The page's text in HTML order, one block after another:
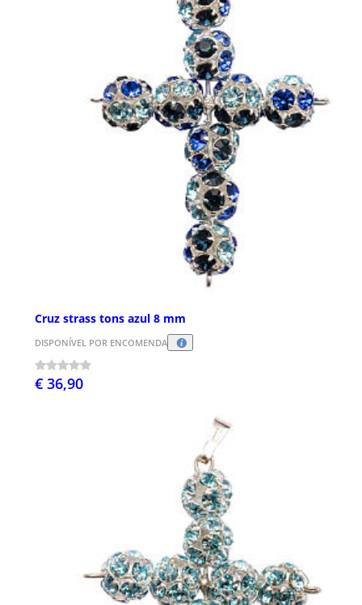
Cruz strass tons azul 8 mm
DISPONÍVEL POR ENCOMENDA
€ 36,90